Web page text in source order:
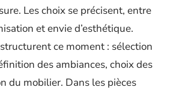
Les choix se précisent, entre
et envie d’esthétique.
ce moment : sélection
des ambiances, choix des
du mobilier. Dans les pièces